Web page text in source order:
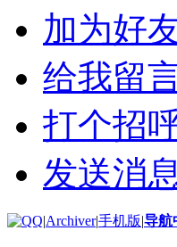
加为好
给我留
打个招
发送消
|Archiver|手机版|导航